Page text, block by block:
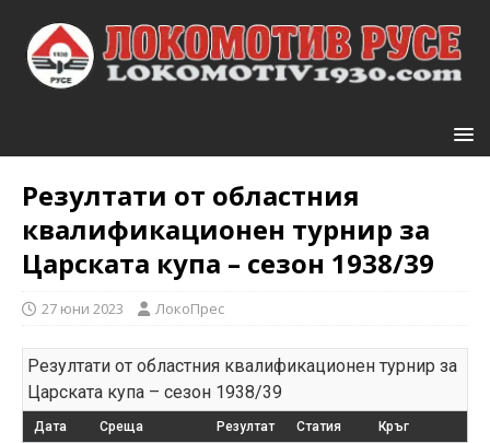
Резултати от областния
квалификационен турнир за
Царската купа – сезон 1938/39
27 юни 2023 ЛокоПрес
Резултати от областния квалификационен турнир за
Царската купа – сезон 1938/39
Дата Среща Резултат Статия Кръг